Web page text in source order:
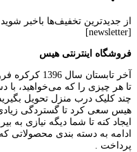
از جدیدترین تخفیف‌ها باخبر شوید
[newsletter]
فروشگاه اینترنتی هیس
آخر تابستان
تا هر چیزی را که می‌خواهید، با
چند کلیک درب منزل تحویل
هیس سعی کرد تا گستردگی
ایجاد کنه تا شما دیگه نیازی به
ادامه به دسته بندی محصولاتی
پرداخت .